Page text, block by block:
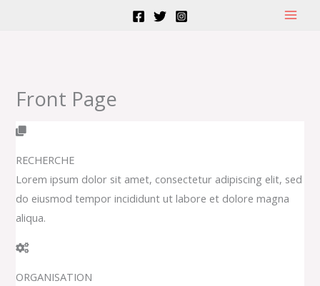
Front Page
RECHERCHE
Lorem ipsum dolor sit amet, consectetur adipiscing elit, sed
do eiusmod tempor incididunt ut labore et dolore magna
aliqua.
ORGANISATION